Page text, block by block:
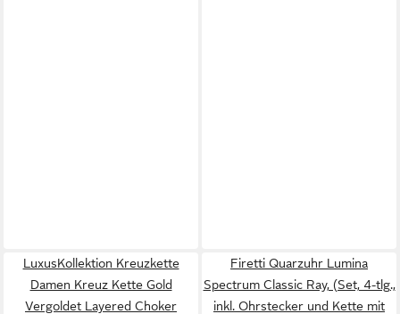
LuxusKollektion Kreuzkette
Damen Kreuz Kette Gold
Vergoldet Layered Choker
Firetti Quarzuhr Lumina
Spectrum Classic Ray, (Set, 4-tlg.,
inkl. Ohrstecker und Kette mit